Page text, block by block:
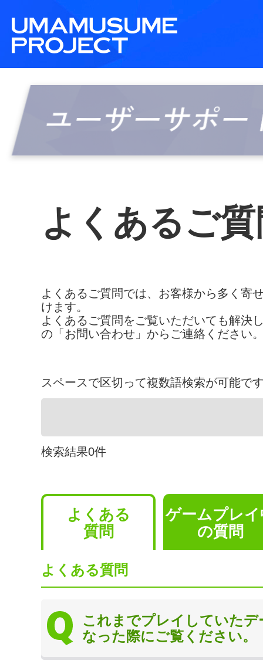
ユーザーサポー
よくあるご
よくあるご質問では、お客様から多く寄
けます。
よくあるご質問をご覧いただいても解決
の「お問い合わせ」からご連絡ください
スペースで区切って複数語検索が可能で
検索結果0件
よくある
質問
ゲームプレイ
の質問
よくある質問
これまでプレイしていた
なった際にご覧ください。